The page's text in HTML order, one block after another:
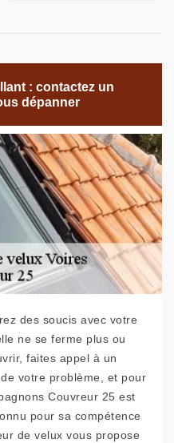
: contactez un
dépanner
des soucis avec votre
ne se ferme plus ou
faites appel à un
votre problème, et pour
Couvreur 25 est
pour sa compétence
de velux vous propose